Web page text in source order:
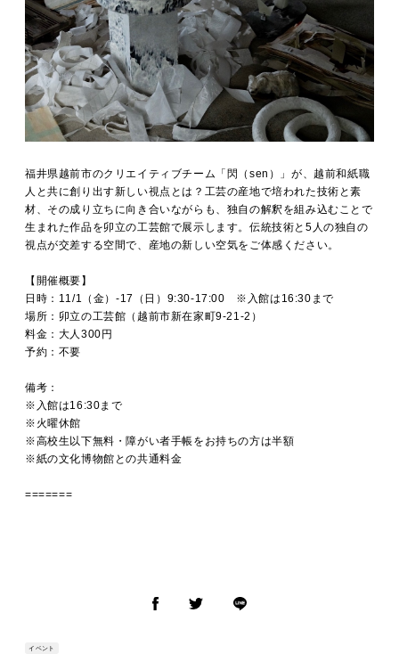
福井県越前市のクリエイティブチーム「閃（sen）」が、越前和紙職
人と共に創り出す新しい視点とは？工芸の産地で培われた技術と素
材、その成り立ちに向き合いながらも、独自の解釈を組み込むことで
生まれた作品を卯立の工芸館で展示します。伝統技術と5人の独自の
視点が交差する空間で、産地の新しい空気をご体感ください。
【開催概要】
日時： 11/1（金）-17（日）9:30-17:00 ※入館は16:30まで
場所： 卯立の工芸館（越前市新在家町9-21-2）
料金： 大人300円
予約：不要
備考：
※入館は16:30まで
※火曜休館
※高校生以下無料・障がい者手帳をお持ちの方は半額
※紙の文化博物館との共通料金
=======
イベント